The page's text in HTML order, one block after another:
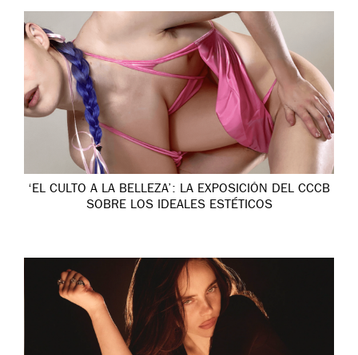
‘EL CULTO A LA BELLEZA’: LA EXPOSICIÓN DEL CCCB
SOBRE LOS IDEALES ESTÉTICOS